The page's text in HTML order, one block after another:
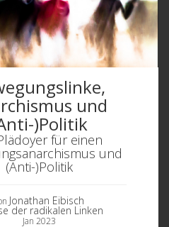
und
)Politik
für einen
und
(Anti-)Politik
Jonathan Eibisch
der radikalen Linken
Jan 2023